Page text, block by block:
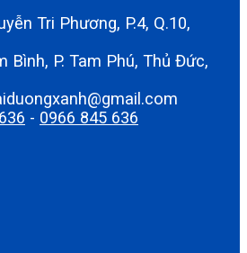
Tri Phương, P.4, Q.10,
Bình, P. Tam Phú, Thủ Đức,
- 0966 845 636